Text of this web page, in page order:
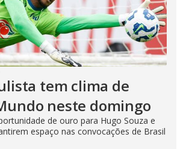
tem clima de
neste domingo
de ouro para Hugo Souza e
espaço nas convocações de Brasil